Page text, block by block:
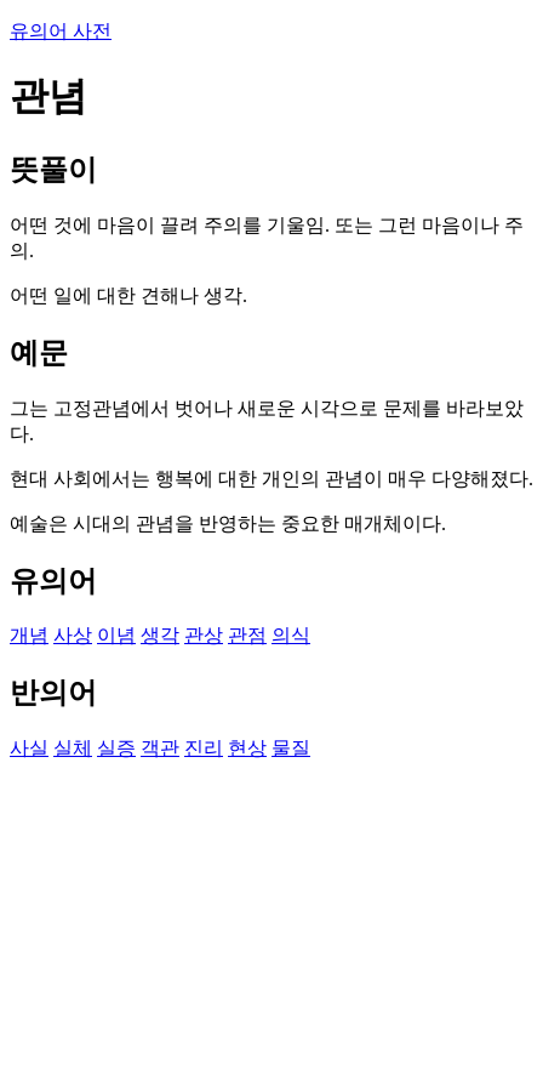
유의어 사전
관념
뜻풀이
어떤 것에 마음이 끌려 주의를 기울임. 또는 그런 마음이나 주
의.
어떤 일에 대한 견해나 생각.
예문
그는 고정관념에서 벗어나 새로운 시각으로 문제를 바라보았
다.
현대 사회에서는 행복에 대한 개인의 관념이 매우 다양해졌다.
예술은 시대의 관념을 반영하는 중요한 매개체이다.
유의어
개념 사상 이념 생각 관상 관점 의식
반의어
사실 실체 실증 객관 진리 현상 물질